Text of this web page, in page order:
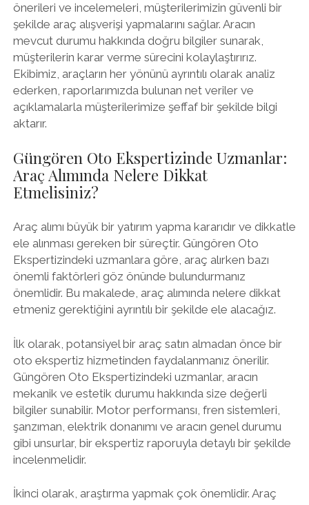
önerileri ve incelemeleri, müşterilerimizin güvenli bir
şekilde araç alışverişi yapmalarını sağlar. Aracın
mevcut durumu hakkında doğru bilgiler sunarak,
müşterilerin karar verme sürecini kolaylaştırırız.
Ekibimiz, araçların her yönünü ayrıntılı olarak analiz
ederken, raporlarımızda bulunan net veriler ve
açıklamalarla müşterilerimize şeffaf bir şekilde bilgi
aktarır.
Güngören Oto Ekspertizinde Uzmanlar:
Araç Alımında Nelere Dikkat
Etmelisiniz?
Araç alımı büyük bir yatırım yapma kararıdır ve dikkatle
ele alınması gereken bir süreçtir. Güngören Oto
Ekspertizindeki uzmanlara göre, araç alırken bazı
önemli faktörleri göz önünde bulundurmanız
önemlidir. Bu makalede, araç alımında nelere dikkat
etmeniz gerektiğini ayrıntılı bir şekilde ele alacağız.
İlk olarak, potansiyel bir araç satın almadan önce bir
oto ekspertiz hizmetinden faydalanmanız önerilir.
Güngören Oto Ekspertizindeki uzmanlar, aracın
mekanik ve estetik durumu hakkında size değerli
bilgiler sunabilir. Motor performansı, fren sistemleri,
şanzıman, elektrik donanımı ve aracın genel durumu
gibi unsurlar, bir ekspertiz raporuyla detaylı bir şekilde
incelenmelidir.
İkinci olarak, araştırma yapmak çok önemlidir. Araç